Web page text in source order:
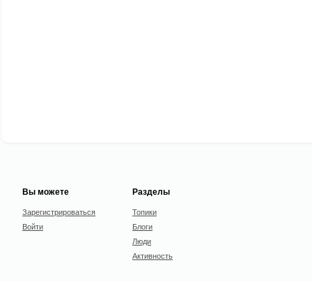
Вы можете
Зарегистрироваться
Войти
Разделы
Топики
Блоги
Люди
Активность